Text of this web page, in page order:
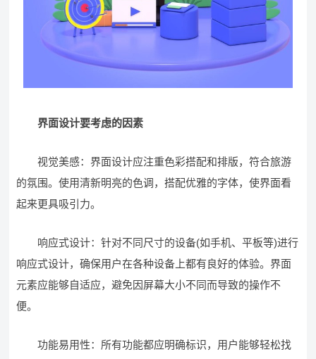
界面设计要考虑的因素
视觉美感：界面设计应注重色彩搭配和排版，符合旅游
的氛围。使用清新明亮的色调，搭配优雅的字体，使界面看
起来更具吸引力。
响应式设计：针对不同尺寸的设备(如手机、平板等)进行
响应式设计，确保用户在各种设备上都有良好的体验。界面
元素应能够自适应，避免因屏幕大小不同而导致的操作不
便。
功能易用性：所有功能都应明确标识，用户能够轻松找